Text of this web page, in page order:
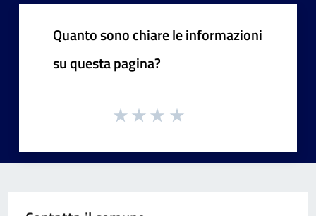
Quanto sono chiare le informazioni
su questa pagina?